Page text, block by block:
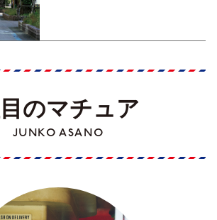
のマチュア
JUNKO ASANO